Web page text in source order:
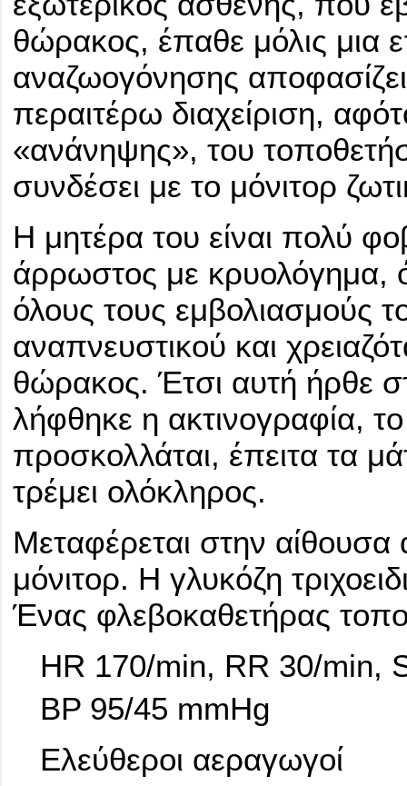
θώρακος, έπαθε μόλις μια
αναζωογόνησης
περαιτέρω διαχείριση,
«ανάνηψης», του
συνδέσει με το μόνιτορ
Η μητέρα του είναι πολύ
άρρωστος με κρυολόγημα,
όλους τους εμβολιασμούς
αναπνευστικού και
θώρακος. Έτσι αυτή ήρθε
λήφθηκε η ακτινογραφία,
προσκολλάται, έπειτα τα
τρέμει ολόκληρος.
Μεταφέρεται στην αίθουσα
μόνιτορ. Η γλυκόζη
Ένας φλεβοκαθετήρας
HR 170/min, RR 30/min,
BP 95/45 mmHg
Ελεύθεροι αεραγωγοί